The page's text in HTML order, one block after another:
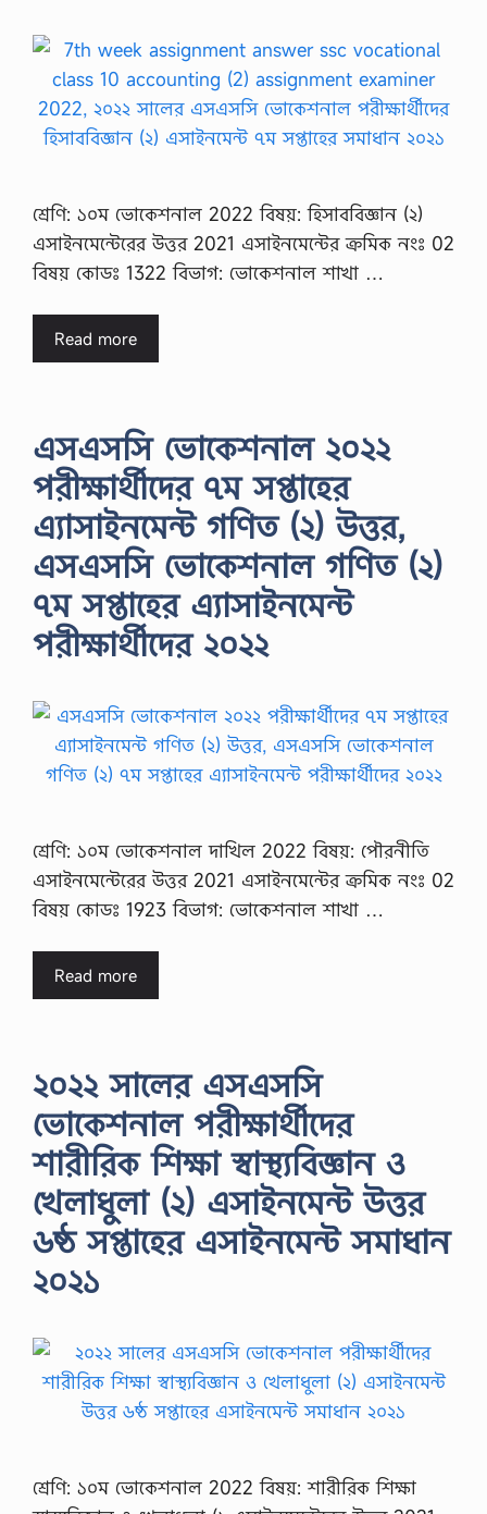
শ্রেণি: ১০ম ভোকেশনাল 2022 বিষয়: হিসাববিজ্ঞান (২)
এসাইনমেন্টেরের উত্তর 2021 এসাইনমেন্টের ক্রমিক নংঃ 02
বিষয় কোডঃ 1322 বিভাগ: ভোকেশনাল শাখা …
Read more
এসএসসি ভোকেশনাল ২০২২
পরীক্ষার্থীদের ৭ম সপ্তাহের
এ্যাসাইনমেন্ট গণিত (২) উত্তর,
এসএসসি ভোকেশনাল গণিত (২)
৭ম সপ্তাহের এ্যাসাইনমেন্ট
পরীক্ষার্থীদের ২০২২
শ্রেণি: ১০ম ভোকেশনাল দাখিল 2022 বিষয়: পৌরনীতি
এসাইনমেন্টেরের উত্তর 2021 এসাইনমেন্টের ক্রমিক নংঃ 02
বিষয় কোডঃ 1923 বিভাগ: ভোকেশনাল শাখা …
Read more
২০২২ সালের এসএসসি
ভোকেশনাল পরীক্ষার্থীদের
শারীরিক শিক্ষা স্বাস্থ্যবিজ্ঞান ও
খেলাধুলা (২) এসাইনমেন্ট উত্তর
৬ষ্ঠ সপ্তাহের এসাইনমেন্ট সমাধান
২০২১
শ্রেণি: ১০ম ভোকেশনাল 2022 বিষয়: শারীরিক শিক্ষা